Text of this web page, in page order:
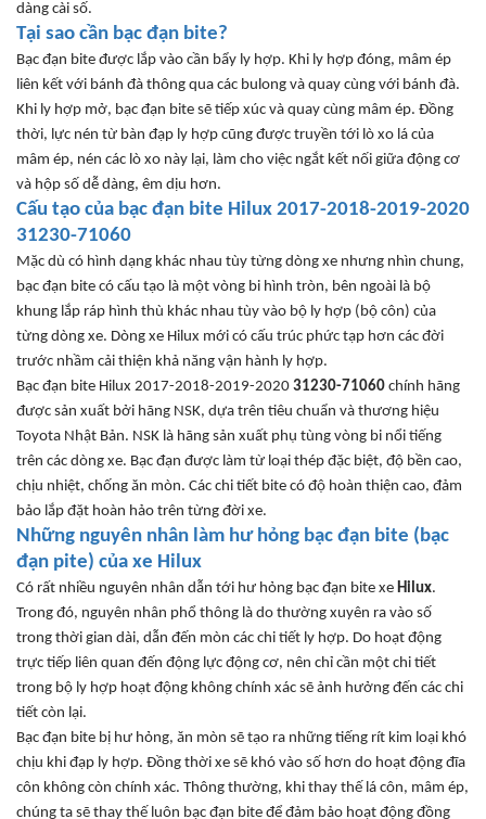
dàng cài số.
Tại sao cần bạc đạn bite?
Bạc đạn bite được lắp vào cần bẩy ly hợp. Khi ly hợp đóng, mâm ép
liên kết với bánh đà thông qua các bulong và quay cùng với bánh đà.
Khi ly hợp mở, bạc đạn bite sẽ tiếp xúc và quay cùng mâm ép. Đồng
thời, lực nén từ bàn đạp ly hợp cũng được truyền tới lò xo lá của
mâm ép, nén các lò xo này lại, làm cho việc ngắt kết nối giữa động cơ
và hộp số dễ dàng, êm dịu hơn.
Cấu tạo của bạc đạn bite Hilux 2017-2018-2019-2020
31230-71060
Mặc dù có hình dạng khác nhau tùy từng dòng xe nhưng nhìn chung,
bạc đạn bite có cấu tạo là một vòng bi hình tròn, bên ngoài là bộ
khung lắp ráp hình thù khác nhau tùy vào bộ ly hợp (bộ côn) của
từng dòng xe. Dòng xe Hilux mới có cấu trúc phức tạp hơn các đời
trước nhầm cải thiện khả năng vận hành ly hợp.
Bạc đạn bite Hilux 2017-2018-2019-2020 31230-71060 chính hãng
được sản xuất bởi hãng NSK, dựa trên tiêu chuẩn và thương hiệu
Toyota Nhật Bản. NSK là hãng sản xuất phụ tùng vòng bi nổi tiếng
trên các dòng xe. Bạc đạn được làm từ loại thép đặc biệt, độ bền cao,
chịu nhiệt, chống ăn mòn. Các chi tiết bite có độ hoàn thiện cao, đảm
bảo lắp đặt hoàn hảo trên từng đời xe.
Những nguyên nhân làm hư hỏng bạc đạn bite (bạc
đạn pite) của xe Hilux
Có rất nhiều nguyên nhân dẫn tới hư hỏng bạc đạn bite xe Hilux.
Trong đó, nguyên nhân phổ thông là do thường xuyên ra vào số
trong thời gian dài, dẫn đến mòn các chi tiết ly hợp. Do hoạt động
trực tiếp liên quan đến động lực động cơ, nên chỉ cần một chi tiết
trong bộ ly hợp hoạt động không chính xác sẽ ảnh hưởng đến các chi
tiết còn lại.
Bạc đạn bite bị hư hỏng, ăn mòn sẽ tạo ra những tiếng rít kim loại khó
chịu khi đạp ly hợp. Đồng thời xe sẽ khó vào số hơn do hoạt động đĩa
côn không còn chính xác. Thông thường, khi thay thế lá côn, mâm ép,
chúng ta sẽ thay thế luôn bạc đạn bite để đảm bảo hoạt động đồng